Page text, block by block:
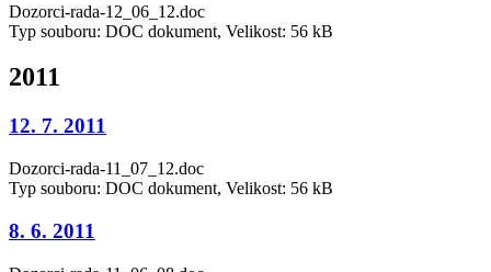
Dozorci-rada-12_06_12.doc
Typ souboru: DOC dokument, Velikost: 56 kB
2011
12. 7. 2011
Dozorci-rada-11_07_12.doc
Typ souboru: DOC dokument, Velikost: 56 kB
8. 6. 2011